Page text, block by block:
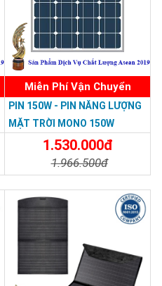
Miễn Phí Vận Chuyển
PIN 150W - PIN NĂNG LƯỢNG
MẶT TRỜI MONO 150W
1.530.000đ
1.966.500đ